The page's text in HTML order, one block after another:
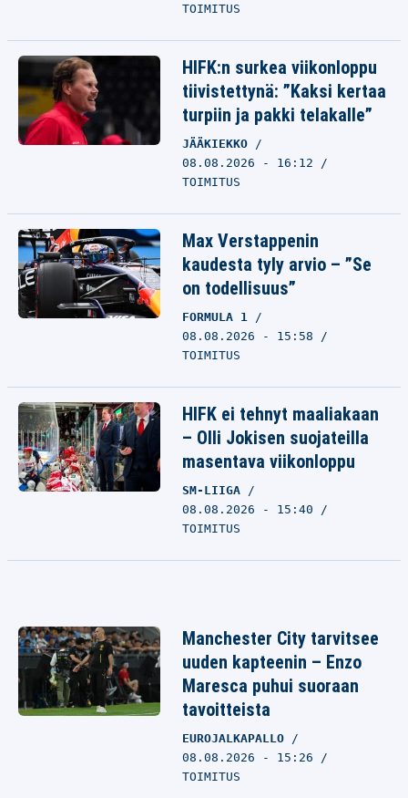
TOIMITUS
HIFK:n surkea viikonloppu
tiivistettynä: ”Kaksi kertaa
turpiin ja pakki telakalle”
JÄÄKIEKKO
08.08.2026 - 16:12
TOIMITUS
Max Verstappenin
kaudesta tyly arvio – ”Se
on todellisuus”
FORMULA 1
08.08.2026 - 15:58
TOIMITUS
HIFK ei tehnyt maaliakaan
– Olli Jokisen suojateilla
masentava viikonloppu
SM-LIIGA
08.08.2026 - 15:40
TOIMITUS
Manchester City tarvitsee
uuden kapteenin – Enzo
Maresca puhui suoraan
tavoitteista
EUROJALKAPALLO
08.08.2026 - 15:26
TOIMITUS